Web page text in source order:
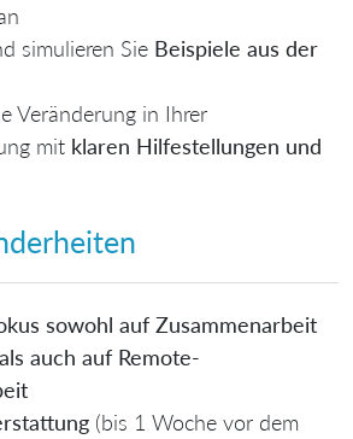
simulieren Sie Beispiele aus der
Veränderung in Ihrer
mit klaren Hilfestellungen und
sowohl auf Zusammenarbeit
auch auf Remote-
(bis 1 Woche vor dem